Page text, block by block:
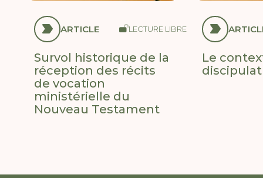
ARTICLE LECTURE LIBRE
Survol historique de la
réception des récits
de vocation
ministérielle du
Nouveau Testament
Le